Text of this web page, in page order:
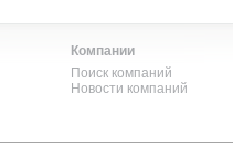
Компании
Поиск компаний
Новости компаний